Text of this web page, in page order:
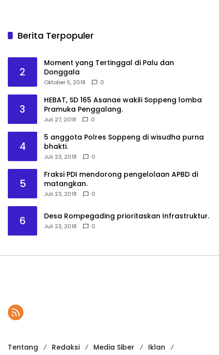
Berita Terpopuler
2
Moment yang Tertinggal di Palu dan
Donggala
Oktober 5, 2018 0
3
HEBAT, SD 165 Asanae wakili Soppeng lomba
Pramuka Penggalang.
Juli 27, 2018 0
4
5 anggota Polres Soppeng di wisudha purna
bhakti.
Juli 23, 2018 0
5
Fraksi PDI mendorong pengelolaan APBD di
matangkan.
Juli 23, 2018 0
6 Desa Rompegading prioritaskan Infrastruktur.
Juli 23, 2018 0
Tentang Redaksi Media Siber
Iklan